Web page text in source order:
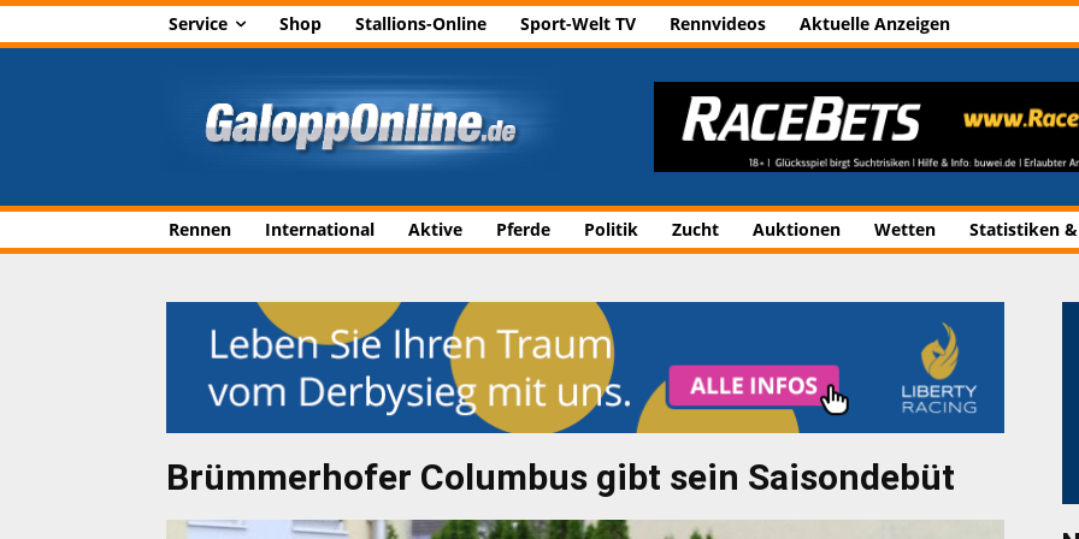
Service Shop Stallions-Online Sport-Welt TV Rennvideos Aktuelle Anzeigen
Rennen International Aktive Pferde Politik Zucht Auktionen Wetten Statistiken
Brümmerhofer Columbus gibt sein Saisondebüt